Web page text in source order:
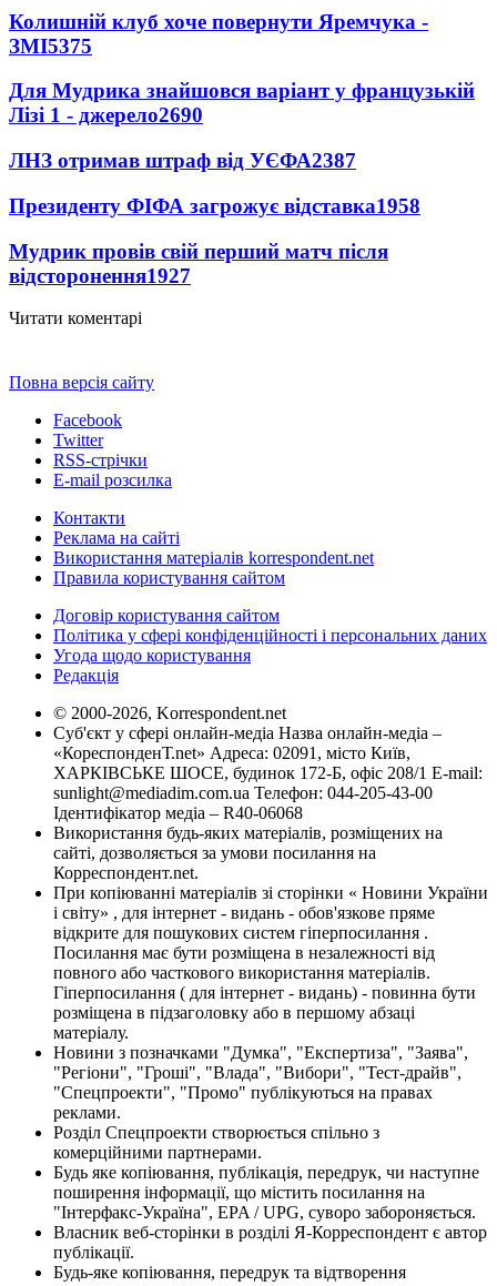
Колишній клуб хоче повернути Яремчука -
ЗМІ5375
Для Мудрика знайшовся варіант у французькій
Лізі 1 - джерело2690
ЛНЗ отримав штраф від УЄФА2387
Президенту ФІФА загрожує відставка1958
Мудрик провів свій перший матч після
відсторонення1927
Читати коментарі
Повна версія сайту
Facebook
Twitter
RSS-стрічки
E-mail розсилка
Контакти
Реклама на сайті
Використання матеріалів korrespondent.net
Правила користування сайтом
Договір користування сайтом
Політика у сфері конфіденційності і персональних даних
Угода щодо користування
Редакція
© 2000-2026, Korrespondent.net
Суб'єкт у сфері онлайн-медіа Назва онлайн-медіа –
«КореспонденТ.net» Адреса: 02091, місто Київ,
ХАРКІВСЬКЕ ШОСЕ, будинок 172-Б, офіс 208/1 E-mail:
sunlight@mediadim.com.ua Телефон: 044-205-43-00
Ідентифікатор медіа – R40-06068
Використання будь-яких матеріалів, розміщених на
сайті, дозволяється за умови посилання на
Корреспондент.net.
При копіюванні матеріалів зі сторінки « Новини України
і світу» , для інтернет - видань - обов'язкове пряме
відкрите для пошукових систем гіперпосилання .
Посилання має бути розміщена в незалежності від
повного або часткового використання матеріалів.
Гіперпосилання ( для інтернет - видань) - повинна бути
розміщена в підзаголовку або в першому абзаці
матеріалу.
Новини з позначками "Думка", "Експертиза", "Заява",
"Регіони", "Гроші", "Влада", "Вибори", "Тест-драйв",
"Спецпроекти", "Промо" публікуються на правах
реклами.
Розділ Спецпроекти створюється спільно з
комерційними партнерами.
Будь яке копіювання, публікація, передрук, чи наступне
поширення інформації, що містить посилання на
"Інтерфакс-Україна", EPA / UPG, суворо забороняється.
Власник веб-сторінки в розділі Я-Корреспондент є автор
публікації.
Будь-яке копіювання, передрук та відтворення